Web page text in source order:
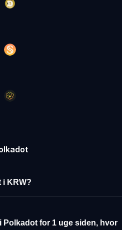
i KRW?
Polkadot for 1 uge siden, hvor